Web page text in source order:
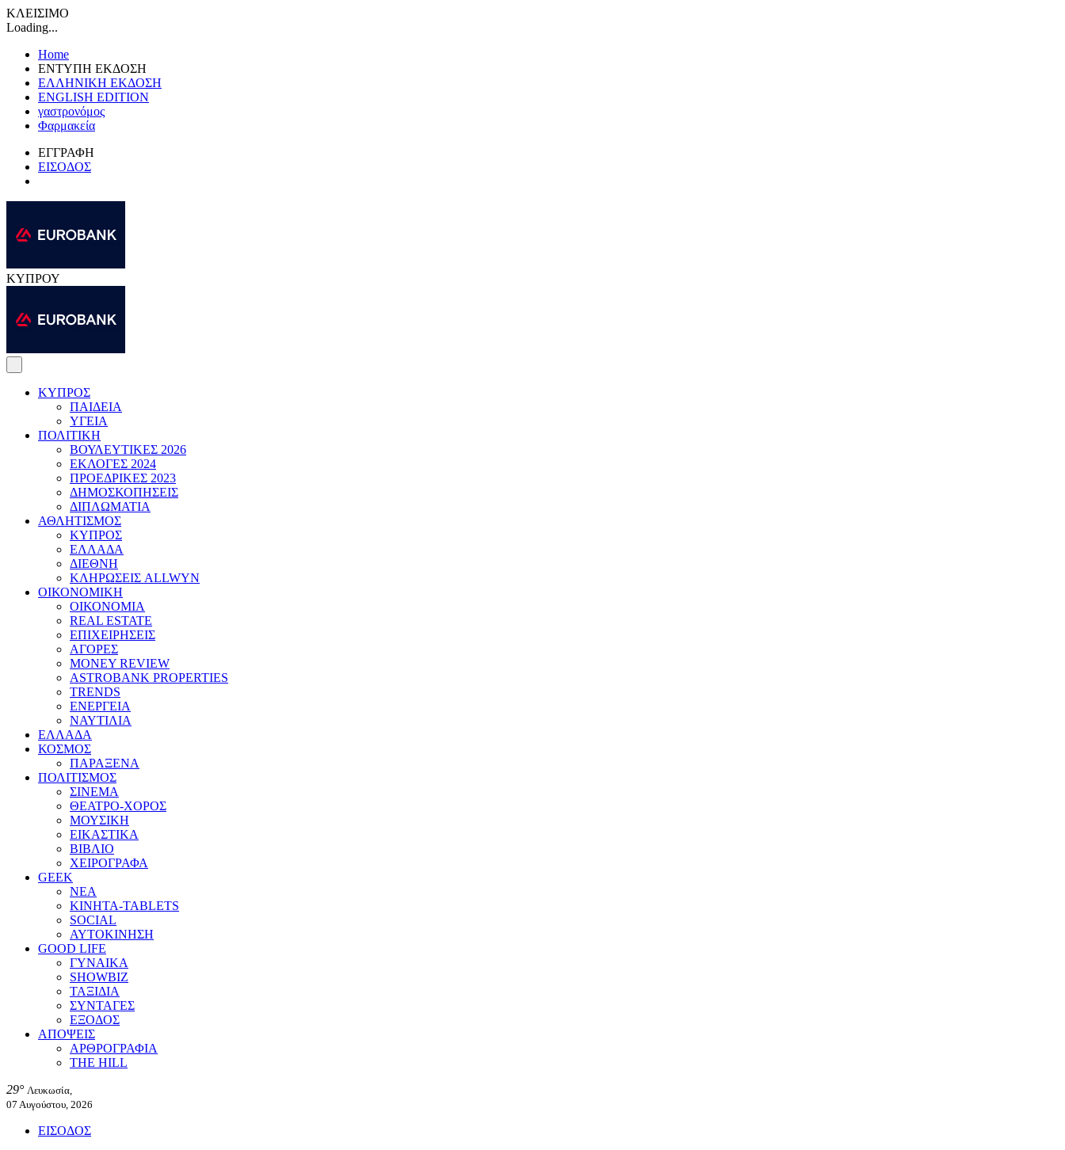
ΚΛΕΙΣΙΜΟ
Loading...
Home
ΕΝΤΥΠΗ ΕΚΔΟΣΗ
ΕΛΛΗΝΙΚΗ ΕΚΔΟΣΗ
ENGLISH EDITION
γαστρονόμος
Φαρμακεία
ΕΓΓΡΑΦΗ
ΕΙΣΟΔΟΣ
ΚΥΠΡΟΥ
ΚΥΠΡΟΣ
ΠΑΙΔΕΙΑ
ΥΓΕΙΑ
ΠΟΛΙΤΙΚΗ
ΒΟΥΛΕΥΤΙΚΕΣ 2026
ΕΚΛΟΓΕΣ 2024
ΠΡΟΕΔΡΙΚΕΣ 2023
ΔΗΜΟΣΚΟΠΗΣΕΙΣ
ΔΙΠΛΩΜΑΤΙΑ
ΑΘΛΗΤΙΣΜΟΣ
ΚΥΠΡΟΣ
ΕΛΛΑΔΑ
ΔΙΕΘΝΗ
ΚΛΗΡΩΣΕΙΣ ALLWYN
ΟΙΚΟΝΟΜΙΚΗ
ΟΙΚΟΝΟΜΙΑ
REAL ESTATE
ΕΠΙΧΕΙΡΗΣΕΙΣ
ΑΓΟΡΕΣ
MONEY REVIEW
ASTROBANK PROPERTIES
TRENDS
ΕΝΕΡΓΕΙΑ
ΝΑΥΤΙΛΙΑ
ΕΛΛΑΔΑ
ΚΟΣΜΟΣ
ΠΑΡΑΞΕΝΑ
ΠΟΛΙΤΙΣΜΟΣ
ΣΙΝΕΜΑ
ΘΕΑΤΡΟ-ΧΟΡΟΣ
ΜΟΥΣΙΚΗ
ΕΙΚΑΣΤΙΚΑ
ΒΙΒΛΙΟ
ΧΕΙΡΟΓΡΑΦΑ
GEEK
ΝΕΑ
ΚΙΝΗΤΑ-TABLETS
SOCIAL
ΑΥΤΟΚΙΝΗΣΗ
GOOD LIFE
ΓΥΝΑΙΚΑ
SHOWBIZ
ΤΑΞΙΔΙΑ
ΣΥΝΤΑΓΕΣ
ΕΞΟΔΟΣ
ΑΠΟΨΕΙΣ
ΑΡΘΡΟΓΡΑΦΙΑ
THE HILL
29° Λευκωσία,
07 Αυγούστου, 2026
ΕΙΣΟΔΟΣ